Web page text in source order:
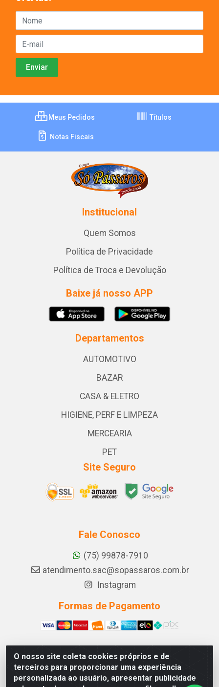
O nosso site coleta cookies próprios e de
terceiros para proporcionar uma experiência
personalizada ao usuário, apresentar publicidade
Meus Pedidos Títulos
Notas Fiscais
Institucional
Quem Somos
Política de Privacidade
Política de Troca e Devolução
Baixe já nosso APP
Departamentos
AUTOMOTIVO
BAZAR
CASA & ELETRO
HIGIENE, PERF E LIMPEZA
MERCEARIA
PET
Site Seguro
Fale Conosco
(75) 99878-7910
atendimento.sac@sopassaros.com.br
Instagram
Formas de Pagamento
A PINA DOS SANTOS DELEZZOTTE LTDA - RODOVIA BA
233, 27 - ZONA RURAL, ITABERABA/BA - CEP 46.880-
000 - CNPJ 30.578.948/0001-90